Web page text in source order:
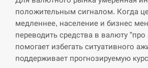
циклоспорозу, захворіли
СЕРПЕНЬ
11:53
Под огнем “Эпицентр”,
почта”: что известно об…
положительным сигналом. Когда
медленнее, население и бизнес
переводить средства в валюту ”про
помогает избегать ситуативного
поддерживает прогнозируемую